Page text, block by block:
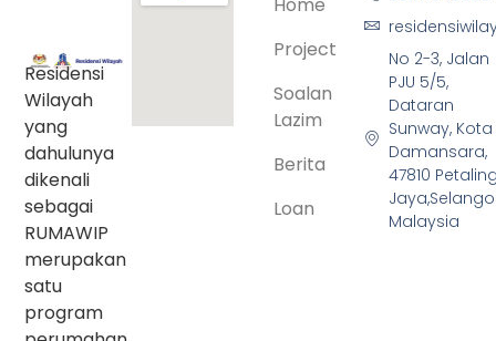
Residensi
Wilayah
yang
dahulunya
dikenali
sebagai
RUMAWIP
merupakan
satu
program
Project
Soalan
Lazim
Berita
Loan
No 2-3, Jalan
PJU 5/5,
Dataran
Sunway, Kota
Damansara,
47810
Malaysia